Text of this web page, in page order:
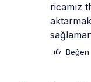
ricamız
Beğen